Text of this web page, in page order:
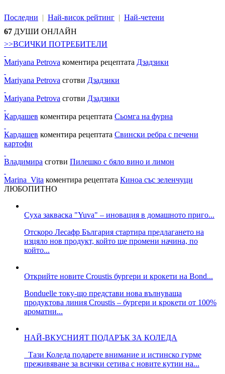
Последни | Най-висок рейтинг | Най-четени
67 ДУШИ ОНЛАЙН
>>ВСИЧКИ ПОТРЕБИТЕЛИ
Mariyana Petrova коментира рецептата Дзадзики
Mariyana Petrova сготви Дзадзики
Mariyana Petrova сготви Дзадзики
Кардашев коментира рецептата Сьомга на фурна
Кардашев коментира рецептата Свински ребра с печени
картофи
Владимира сготви Пилешко с бяло вино и лимон
Marina_Vita коментира рецептата Киноа със зеленчуци
ЛЮБОПИТНО
Суха закваска "Yuva" – иновация в домашното приго...
Отскоро Лесафр България стартира предлагането на
изцяло нов продукт, който ще промени начина, по
който...
Открийте новите Croustis бургери и крокети на Bond...
Bonduelle току-що представи нова вълнуваща
продуктова линия Croustis – бургери и крокети от 100%
ароматни...
НАЙ-ВКУСНИЯТ ПОДАРЪК ЗА КОЛЕДА
Тази Коледа подарете внимание и истинско гурме
преживяване за всички сетива с новите кутии на...